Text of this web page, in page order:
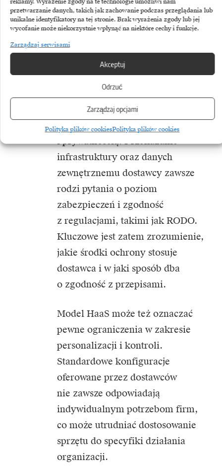
przetwarzanie danych, takich jak zachowanie podczas przeglądania lub
unikalne identyfikatory na tej stronie. Brak wyrażenia zgody lub jej
wycofanie może niekorzystnie wpłynąć na niektóre cechy i funkcje.
Zarządzaj serwisami
Akceptuj
Odrzuć
Zarządzaj opcjami
Polityka plików cookiesPolityka plików cookies
in. Koszty wcześniejszego zerwania
kontraktu bywają wysokie,
a w zapisach umowy mogą się kryć
niekorzystne klauzule, które
Istotne są również kwestie związane
z bezpieczeństwem danych
i prywatnością. Przekazanie
infrastruktury oraz danych
zewnętrznemu dostawcy zawsze
rodzi pytania o poziom
zabezpieczeń i zgodność
z regulacjami, takimi jak RODO.
Kluczowe jest zatem zrozumienie,
jakie środki ochrony stosuje
dostawca i w jaki sposób dba
o zgodność z przepisami.
Model HaaS może też oznaczać
pewne ograniczenia w zakresie
personalizacji i kontroli.
Standardowe konfiguracje
oferowane przez dostawców
nie zawsze odpowiadają
indywidualnym potrzebom firm,
co może utrudniać dostosowanie
sprzętu do specyfiki działania
organizacji.